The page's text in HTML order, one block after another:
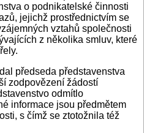
o podnikatelské činnosti
jejichž prostřednictvím se
vztahů společnosti
z několika smluv, které
předseda představenstva
zodpovězení žádostí
odmítlo
informace jsou předmětem
s čímž se ztotožnila též